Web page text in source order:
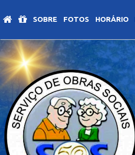
SOBRE FOTOS HORÁRIO